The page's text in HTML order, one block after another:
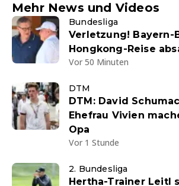
Mehr News und Videos
Bundesliga
Verletzung! Bayern-
Hongkong-Reise
Vor 50 Minuten
DTM
DTM: David
Ehefrau Vivien
Opa
Vor 1 Stunde
2. Bundesliga
Hertha-Trainer Leitl